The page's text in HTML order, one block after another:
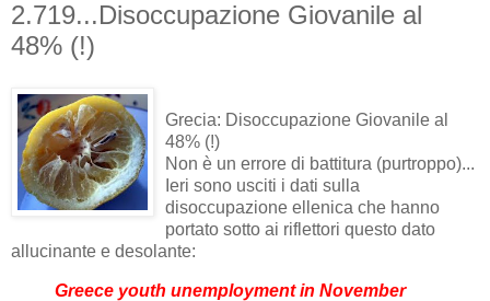
2.719...Disoccupazione Giovanile al
48% (!)
Grecia: Disoccupazione Giovanile al
48% (!)
Non è un errore di battitura (purtroppo)...
Ieri sono usciti i dati sulla
disoccupazione ellenica che hanno
portato sotto ai riflettori questo dato
allucinante e desolante:
Greece youth unemployment in November